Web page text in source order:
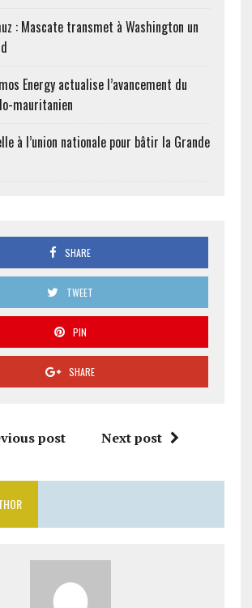
: Mascate transmet à Washington un
Energy actualise l’avancement du
mauritanien
à l’union nationale pour bâtir la Grande
SHARE
TWEET
PIN
SHARE
post Next post